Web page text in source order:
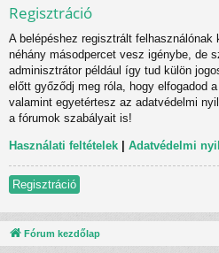
Regisztráció
A belépéshez regisztrált felhasználónak
néhány másodpercet vesz igénybe, de
adminisztrátor például így tud külön
előtt győződj meg róla, hogy elfogadod
valamint egyetértesz az adatvédelmi
a fórumok szabályait is!
Használati feltételek | Adatvédelmi
Regisztráció
Fórum kezdőlap